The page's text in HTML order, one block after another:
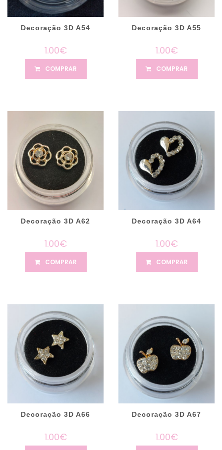
Decoração 3D A54
1.00€
COMPRAR
Decoração 3D A55
1.00€
COMPRAR
Decoração 3D A62
1.00€
COMPRAR
Decoração 3D A64
1.00€
COMPRAR
Decoração 3D A66
1.00€
Decoração 3D A67
1.00€